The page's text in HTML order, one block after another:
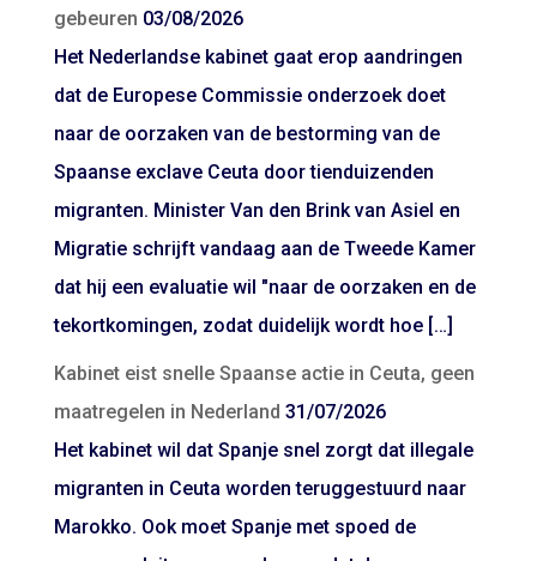
gebeuren 03/08/2026
Het Nederlandse kabinet gaat erop aandringen
dat de Europese Commissie onderzoek doet
naar de oorzaken van de bestorming van de
Spaanse exclave Ceuta door tienduizenden
migranten. Minister Van den Brink van Asiel en
Migratie schrijft vandaag aan de Tweede Kamer
dat hij een evaluatie wil "naar de oorzaken en de
tekortkomingen, zodat duidelijk wordt hoe […]
Kabinet eist snelle Spaanse actie in Ceuta, geen
maatregelen in Nederland 31/07/2026
Het kabinet wil dat Spanje snel zorgt dat illegale
migranten in Ceuta worden teruggestuurd naar
Marokko. Ook moet Spanje met spoed de